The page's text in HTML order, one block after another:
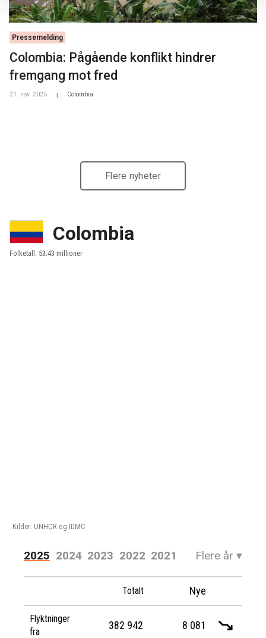
Pressemelding
Colombia: Pågående konflikt hindrer
fremgang mot fred
21. nov. 2025 Colombia
Flere nyheter
Colombia
Folketall: 53.43 millioner
Kilder: UNHCR og IDMC
2025 2024 2023 2022 2021
2020 2019 2018 2017 2016
Flere år ▾
Totalt Nye
Flyktninger
fra
382 942 8 081